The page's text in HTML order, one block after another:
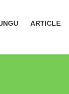
ARTICLE